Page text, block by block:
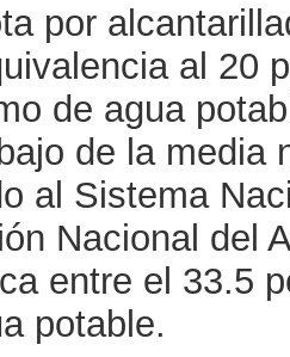
por
al 20
de agua
de la media
al Sistema
Nacional del
entre el 33.5
potable.